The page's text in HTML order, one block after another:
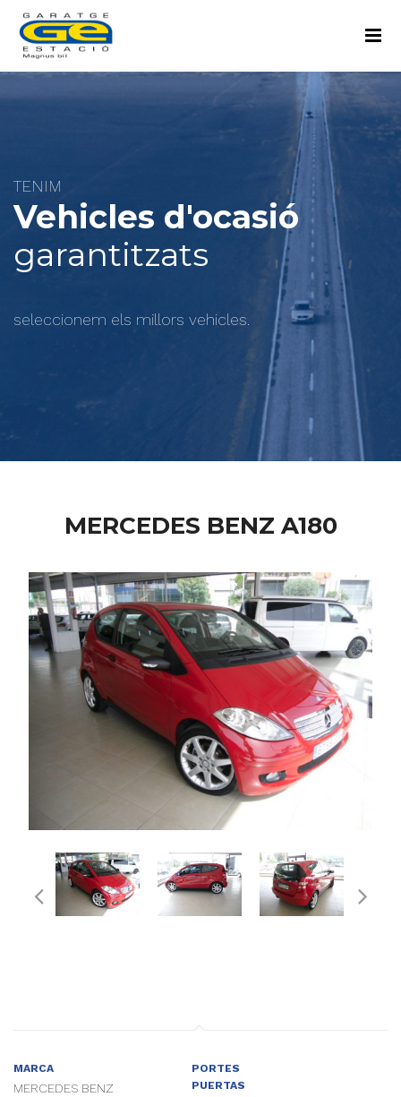
TENIM
Vehicles d'ocasió
garantitzats
seleccionem els millors vehicles.
MERCEDES BENZ A180
MARCA
MERCEDES BENZ
PORTES
PUERTAS